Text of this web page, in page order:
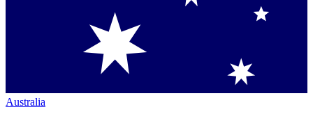
Australia